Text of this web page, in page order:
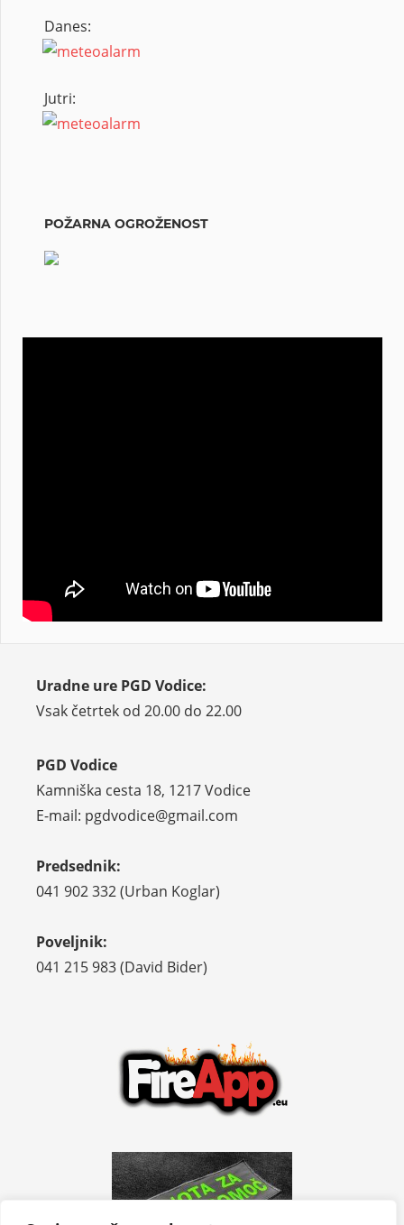
Danes:
Jutri:
POŽARNA OGROŽENOST
Uradne ure PGD Vodice:
Vsak četrtek od 20.00 do 22.00
PGD Vodice
Kamniška cesta 18, 1217 Vodice
E-mail: pgdvodice@gmail.com
Predsednik:
041 902 332 (Urban Koglar)
Poveljnik:
041 215 983 (David Bider)